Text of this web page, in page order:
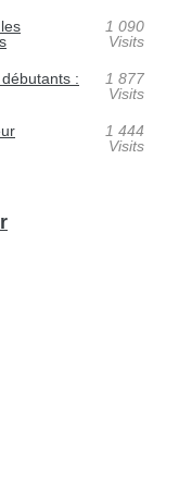
1 090
Visits
:
1 877
Visits
1 444
Visits